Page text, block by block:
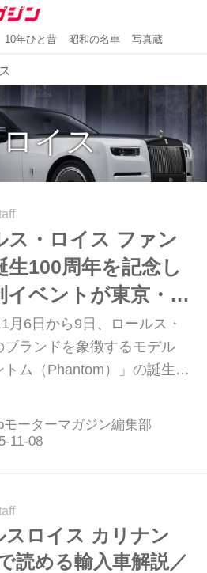
10年ひと昔 昭和の名車 写真蔵
イス
ス・ロイス ファン
生100周年を記念し
イベントが東京・麻
開催、ファントム・
ナリーを日本初公開
月6日から9日、ロールス・
ブランドを象徴するモデル
トム（Phantom）」の誕生
祝して、ビスポーク・クラ
シップに焦点を当てた特別イ
EXPRESSIONS -
のイベントには事前参加申
ンズ・モータース公式サイト
必要となっている。
モーターマガジン編集部
スロイス カリナン
読める輸入車解説／